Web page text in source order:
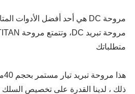
متطلباتك
ذلك ، لدينا القدرة على تخصيص